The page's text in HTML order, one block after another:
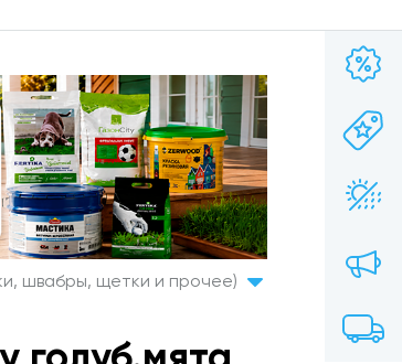
швабры, щетки и прочее)